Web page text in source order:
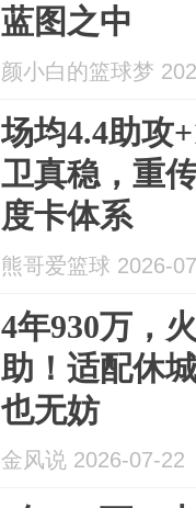
蓝图之中
颜小白的篮球梦
场均4.4助攻
卫真稳，重
度卡体系
熊哥爱篮球 2026-
4年930万，
助！适配休
也无妨
金风说 2026-07-22